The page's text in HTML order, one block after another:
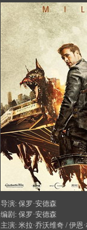
导演: 保罗·安德森
编剧: 保罗·安德森
主演: 米拉·乔沃维奇 / 伊恩